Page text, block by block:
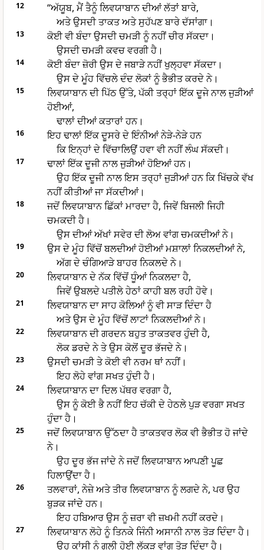
12
“ਅੱਯੂਬ, ਮੈਂ ਤੈਨੂੰ ਲਿਵਯਾਬਾਨ ਦੀਆਂ ਲੱਤਾਂ ਬਾਰੇ,
ਅਤੇ ਉਸਦੀ ਤਾਕਤ ਅਤੇ ਸੁਹੱਪਣ ਬਾਰੇ ਦੱਸਾਂਗਾ।
13
ਕੋਈ ਵੀ ਬੰਦਾ ਉਸਦੀ ਚਮੜੀ ਨੂੰ ਨਹੀਂ ਚੀਰ ਸੱਕਦਾ।
ਉਸਦੀ ਚਮੜੀ ਕਵਚ ਵਰਗੀ ਹੈ।
14
ਕੋਈ ਬੰਦਾ ਜ਼ੋਰੀ ਉਸ ਦੇ ਜਬਾੜੇ ਨਹੀਂ ਖੁਲ੍ਹਵਾ ਸੱਕਦਾ।
ਉਸ ਦੇ ਮੂੰਹ ਵਿੱਚਲੇ ਦੰਦ ਲੋਕਾਂ ਨੂੰ ਭੈਭੀਤ ਕਰਦੇ ਨੇ।
15
ਲਿਵਯਾਬਾਨ ਦੀ ਪਿੱਠ ਉੱਤੇ, ਪੱਕੀ ਤਰ੍ਹਾਂ ਇੱਕ ਦੂਜੇ ਨਾਲ ਜੁੜੀਆਂ
ਹੋਈਆਂ,
ਢਾਲਾਂ ਦੀਆਂ ਕਤਾਰਾਂ ਹਨ।
16
ਇਹ ਢਾਲਾਂ ਇੱਕ ਦੂਸਰੇ ਦੇ ਇੰਨੀਆਂ ਨੇੜੇ-ਨੇੜੇ ਹਨ
ਕਿ ਇਨ੍ਹਾਂ ਦੇ ਵਿੱਚਾਲਿਉਂ ਹਵਾ ਵੀ ਨਹੀਂ ਲੰਘ ਸੱਕਦੀ।
17
ਢਾਲਾਂ ਇੱਕ ਦੂਜੀ ਨਾਲ ਜੁੜੀਆਂ ਹੋਇਆਂ ਹਨ।
ਉਹ ਇੱਕ ਦੂਜੀ ਨਾਲ ਇਸ ਤਰ੍ਹਾਂ ਜੁੜੀਆਂ ਹਨ ਕਿ ਖਿੱਚਕੇ ਵੱਖ
ਨਹੀਂ ਕੀਤੀਆਂ ਜਾ ਸੱਕਦੀਆਂ।
18
ਜਦੋਂ ਲਿਵਯਾਬਾਨ ਛਿੱਕਾਂ ਮਾਰਦਾ ਹੈ, ਜਿਵੇਂ ਬਿਜਲੀ ਜਿਹੀ
ਚਮਕਦੀ ਹੈ।
ਉਸ ਦੀਆਂ ਅੱਖਾਂ ਸਵੇਰ ਦੀ ਲੋਅ ਵਾਂਗ ਚਮਕਦੀਆਂ ਨੇ।
19
ਉਸ ਦੇ ਮੂੰਹ ਵਿੱਚੋਂ ਬਲਦੀਆਂ ਹੋਈਆਂ ਮਸ਼ਾਲਾਂ ਨਿਕਲਦੀਆਂ ਨੇ,
ਅੱਗ ਦੇ ਚੰਗਿਆੜੇ ਬਾਹਰ ਨਿਕਲਦੇ ਨੇ।
20
ਲਿਵਯਾਬਾਨ ਦੇ ਨੱਕ ਵਿੱਚੋਂ ਧੂੰਆਂ ਨਿਕਲਦਾ ਹੈ,
ਜਿਵੇਂ ਉਬਲਦੇ ਪਤੀਲੇ ਹੇਠਾਂ ਕਾਹੀ ਬਲ ਰਹੀ ਹੋਵੇ।
21
ਲਿਵਯਾਬਾਨ ਦਾ ਸਾਹ ਕੋਲਿਆਂ ਨੂੰ ਵੀ ਸਾੜ ਦਿੰਦਾ ਹੈ
ਅਤੇ ਉਸ ਦੇ ਮੂੰਹ ਵਿੱਚੋਂ ਲਾਟਾਂ ਨਿਕਲਦੀਆਂ ਨੇ।
22
ਲਿਵਯਾਬਾਨ ਦੀ ਗਰਦਨ ਬਹੁਤ ਤਾਕਤਵਰ ਹੁੰਦੀ ਹੈ,
ਲੋਕ ਡਰਦੇ ਨੇ ਤੇ ਉਸ ਕੋਲੋਂ ਦੂਰ ਭੱਜਦੇ ਨੇ।
23
ਉਸਦੀ ਚਮੜੀ ਤੇ ਕੋਈ ਵੀ ਨਰਮ ਥਾਂ ਨਹੀਂ।
ਇਹ ਲੋਹੇ ਵਾਂਗ ਸਖਤ ਹੁੰਦੀ ਹੈ।
24
ਲਿਵਯਾਬਾਨ ਦਾ ਦਿਲ ਪੱਥਰ ਵਰਗਾ ਹੈ,
ਉਸ ਨੂੰ ਕੋਈ ਭੈ ਨਹੀਂ ਇਹ ਚੱਕੀ ਦੇ ਹੇਠਲੇ ਪੁੜ ਵਰਗਾ ਸਖਤ
ਹੁੰਦਾ ਹੈ।
25
ਜਦੋਂ ਲਿਵਯਾਬਾਨ ਉੱਠਦਾ ਹੈ ਤਾਕਤਵਰ ਲੋਕ ਵੀ ਭੈਭੀਤ ਹੋ ਜਾਂਦੇ
ਨੇ।
ਉਹ ਦੂਰ ਭੱਜ ਜਾਂਦੇ ਨੇ ਜਦੋਂ ਲਿਵਯਾਬਾਨ ਆਪਣੀ ਪੂਛ
ਹਿਲਾਉਂਦਾ ਹੈ।
26
ਤਲਵਾਰਾਂ, ਨੇਜ਼ੇ ਅਤੇ ਤੀਰ ਲਿਵਯਾਬਾਨ ਨੂੰ ਲਗਦੇ ਨੇ, ਪਰ ਉਹ
ਬੁੜਕ ਜਾਂਦੇ ਹਨ।
ਇਹ ਹਬਿਆਰ ਉਸ ਨੂੰ ਜ਼ਰਾ ਵੀ ਜ਼ਖਮੀ ਨਹੀਂ ਕਰਦੇ।
27
ਲਿਵਯਾਬਾਨ ਲੋਹੇ ਨੂੰ ਤਿਨਕੇ ਜਿੰਨੀ ਅਸਾਨੀ ਨਾਲ ਤੋੜ ਦਿੰਦਾ ਹੈ।
ਉਹ ਕਾਂਸੀ ਨੂੰ ਗਲੀ ਹੋਈ ਲੱਕੜ ਵਾਂਗ ਤੋੜ ਦਿੰਦਾ ਹੈ।